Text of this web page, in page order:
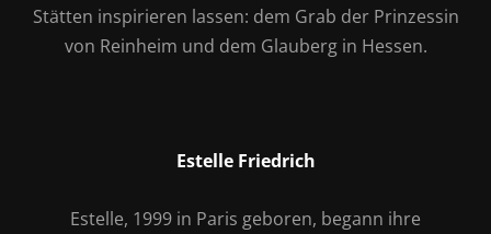
Stätten inspirieren lassen: dem Grab der Prinzessin
von Reinheim und dem Glauberg in Hessen.
Estelle Friedrich
Estelle, 1999 in Paris geboren, begann ihre